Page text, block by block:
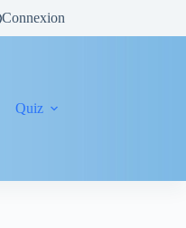
Connexion
Quiz